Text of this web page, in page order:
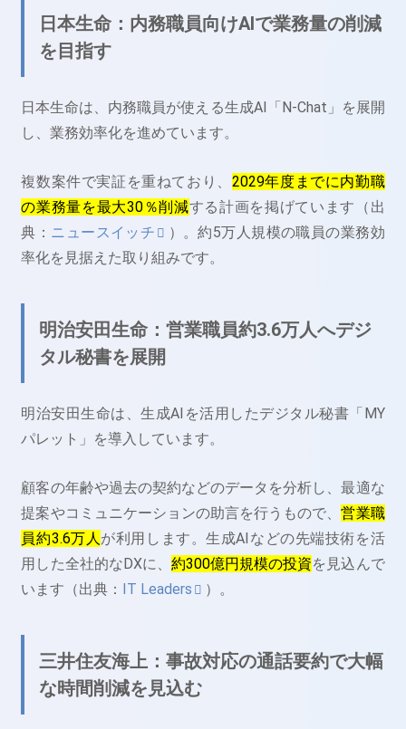
日本生命：内務職員向けAIで業務量の削減
を目指す
日本生命は、内務職員が使える生成AI「N-Chat」を展開
し、業務効率化を進めています。
複数案件で実証を重ねており、 2029年度までに内勤職
の業務量を最大30％削減する計画を掲げています（出
典： ニュースイッチ
）。約5万人規模の職員の業務効
率化を見据えた取り組みです。
明治安田生命：営業職員約3.6万人へデジ
タル秘書を展開
明治安田生命は、生成AIを活用したデジタル秘書「MY
パレット」を導入しています。
顧客の年齢や過去の契約などのデータを分析し、最適な
提案やコミュニケーションの助言を行うもので、営業職
員約3.6万人 が利用します。生成AIなどの先端技術を活
用した全社的なDXに、 約300億円規模の投資を見込んで
います（出典： IT Leaders ）。
三井住友海上：事故対応の通話要約で大幅
な時間削減を見込む